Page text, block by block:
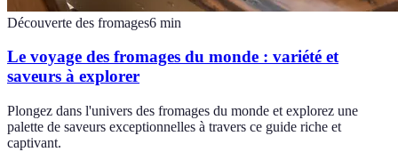
Découverte des fromages6 min
Le voyage des fromages du monde : variété et
saveurs à explorer
Plongez dans l'univers des fromages du monde et explorez une
palette de saveurs exceptionnelles à travers ce guide riche et
captivant.